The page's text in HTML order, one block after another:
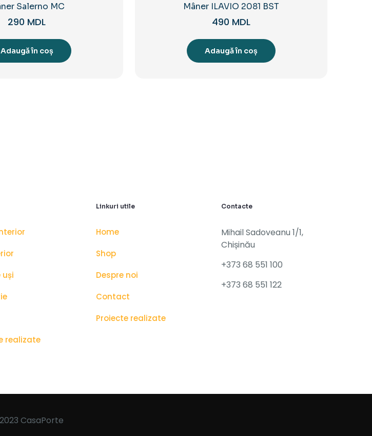
Salerno MC
290 MDL
Adaugă în coș
Mâner ILAVIO 2081 BST
490 MDL
Adaugă în coș
uși
realizate
Linkuri utile
Home
Shop
Despre noi
Contact
Proiecte realizate
Contacte
Mihail Sadoveanu 1/1,
Chișinău
+373 68 551 100
+373 68 551 122
CasaPorte